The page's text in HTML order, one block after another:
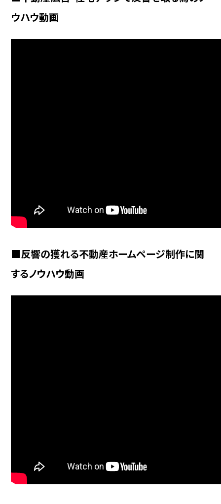
ウハウ動画
■反響の獲れる不動産ホームページ制作に関
するノウハウ動画